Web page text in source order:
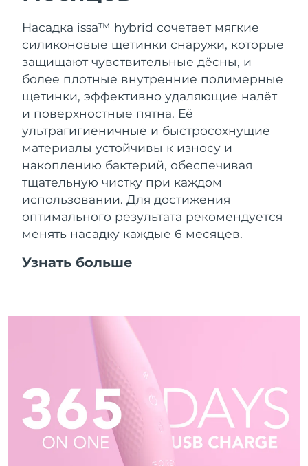
Насадка issa™ hybrid сочетает мягкие
силиконовые щетинки снаружи, которые
защищают чувствительные дёсны, и
более плотные внутренние полимерные
щетинки, эффективно удаляющие налёт
и поверхностные пятна. Её
ультрагигиеничные и быстросохнущие
материалы устойчивы к износу и
накоплению бактерий, обеспечивая
тщательную чистку при каждом
использовании. Для достижения
оптимального результата рекомендуется
менять насадку каждые 6 месяцев.
Узнать больше